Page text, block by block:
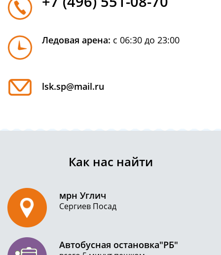
Ледовая арена: с 06:30 до 23:00
lsk.sp@mail.ru
Как нас найти
мрн Углич
Сергиев Посад
Автобусная остановка"РБ"